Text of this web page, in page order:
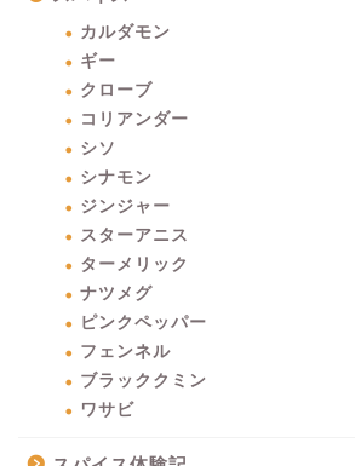
カルダモン
ギー
クローブ
コリアンダー
シソ
シナモン
ジンジャー
スターアニス
ターメリック
ナツメグ
ピンクペッパー
フェンネル
ブラッククミン
ワサビ